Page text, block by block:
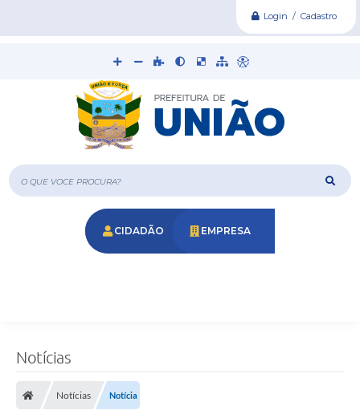
Login / Cadastro
O que voce procura?
CIDADÃO EMPRESA
Notícias
Notícias Notícia